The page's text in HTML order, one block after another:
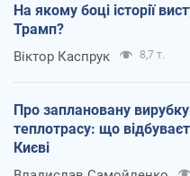
На якому боці історії
Трамп?
Віктор Каспрук 8,7 т.
Про заплановану
теплотрасу: що
Києві